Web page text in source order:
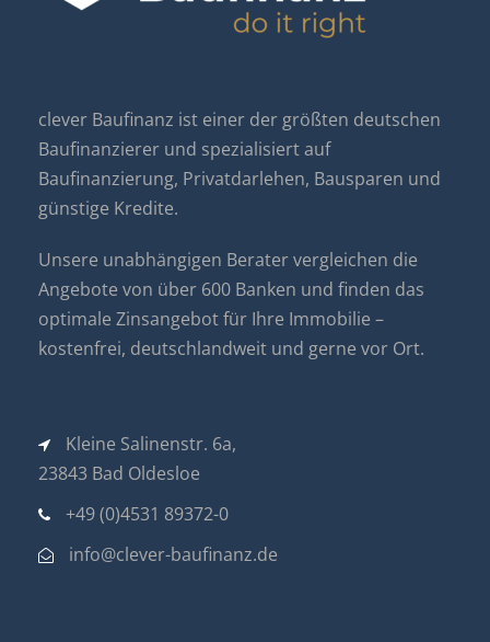
clever Baufinanz ist einer der größten deutschen
Baufinanzierer und spezialisiert auf
Baufinanzierung, Privatdarlehen, Bausparen und
günstige Kredite.
Unsere unabhängigen Berater vergleichen die
Angebote von über 600 Banken und finden das
optimale Zinsangebot für Ihre Immobilie –
kostenfrei, deutschlandweit und gerne vor Ort.
Kleine Salinenstr. 6a,
23843 Bad Oldesloe
+49 (0)4531 89372-0
info@clever-baufinanz.de